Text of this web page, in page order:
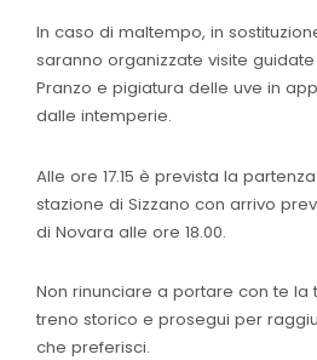
In caso di maltempo, in
saranno organizzate visite
Pranzo e pigiatura delle uve in
dalle intemperie.
Alle ore 17.15 è prevista la
stazione di Sizzano con arrivo
di Novara alle ore 18.00.
Non rinunciare a portare con te la
treno storico e prosegui per
che preferisci.